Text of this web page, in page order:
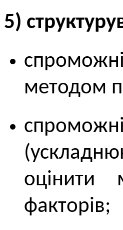
5)
методом
оцінити
факторів;